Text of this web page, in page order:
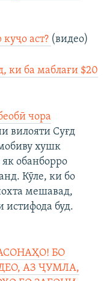
аст? (видео)
ки ба маблағи $20
чора
вилояти Суғд
хушк
обанборро
Кӯле, ки бо
мешавад,
истифода буд.
БО
АЗ ҶУМЛА,